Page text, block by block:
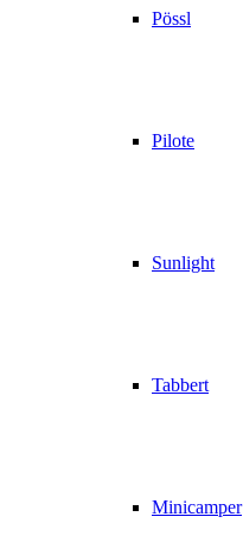
Pössl
Pilote
Sunlight
Tabbert
Minicamper